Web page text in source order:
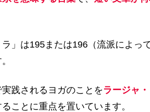
ラ」は195または196（流派によ
践されるヨガのことを ラージャ
ことに重点を置いています。